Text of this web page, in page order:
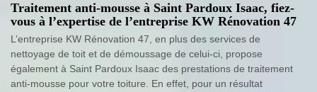
Traitement anti-mousse à Saint Pardoux Isaac, fiez-
vous à l’expertise de l’entreprise KW Rénovation 47
L’entreprise KW Rénovation 47, en plus des services de
nettoyage de toit et de démoussage de celui-ci, propose
également à Saint Pardoux Isaac des prestations de traitement
anti-mousse pour votre toiture. En effet, pour un résultat